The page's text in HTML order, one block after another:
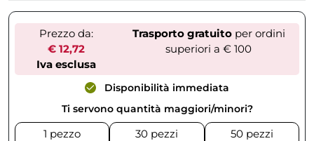
Prezzo da:
€ 12,72
Iva esclusa
Trasporto gratuitoper ordini
superiori a € 100
Disponibilità immediata
Ti servono quantità maggiori/minori?
1 pezzo
30 pezzi
50 pezzi